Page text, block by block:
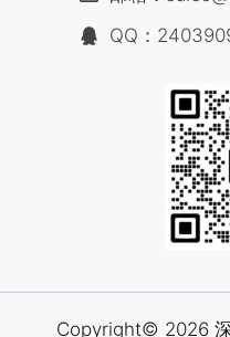
QQ：
Copyright© 2026